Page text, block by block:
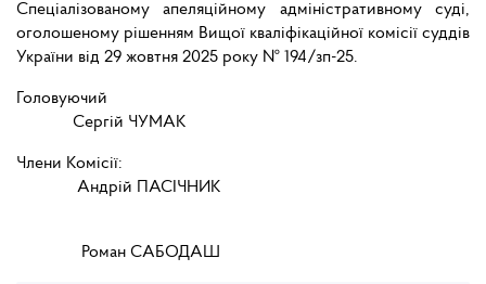
Спеціалізованому апеляційному адміністративному суді,
оголошеному рішенням Вищої кваліфікаційної комісії суддів
України від 29 жовтня 2025 року № 194/зп-25.
Головуючий
Сергій ЧУМАК
Члени Комісії:
Андрій ПАСІЧНИК
Роман САБОДАШ